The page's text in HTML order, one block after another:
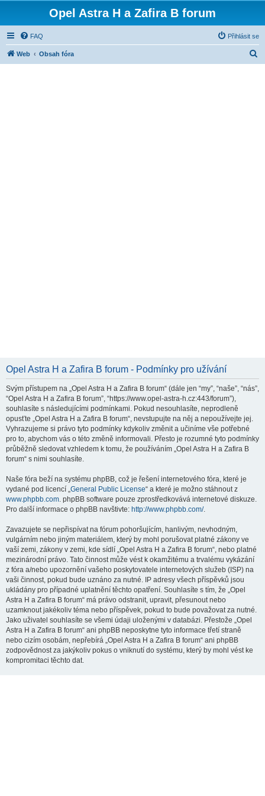
Opel Astra H a Zafira B forum
FAQ Přihlásit se
Web Obsah fóra
Opel Astra H a Zafira B forum - Podmínky pro užívání
Svým přístupem na „Opel Astra H a Zafira B forum“ (dále jen “my”, “naše”, “nás”,
“Opel Astra H a Zafira B forum”, “https://www.opel-astra-h.cz:443/forum”),
souhlasíte s následujícími podmínkami. Pokud nesouhlasíte, neprodleně
opusťte „Opel Astra H a Zafira B forum“, nevstupujte na něj a nepoužívejte jej.
Vyhrazujeme si právo tyto podmínky kdykoliv změnit a učiníme vše potřebné
pro to, abychom vás o této změně informovali. Přesto je rozumné tyto podmínky
průběžně sledovat vzhledem k tomu, že používáním „Opel Astra H a Zafira B
forum“ s nimi souhlasíte.
Naše fóra beží na systému phpBB, což je řešení internetového fóra, které je
vydané pod licencí „General Public License“ a které je možno stáhnout z
www.phpbb.com. phpBB software pouze zprostředkovává internetové diskuze.
Pro další informace o phpBB navštivte: http://www.phpbb.com/.
Zavazujete se nepřispívat na fórum pohoršujícím, hanlivým, nevhodným,
vulgárním nebo jiným materiálem, který by mohl porušovat platné zákony ve
vaší zemi, zákony v zemi, kde sídlí „Opel Astra H a Zafira B forum“, nebo platné
mezinárodní právo. Tato činnost může vést k okamžitému a trvalému vykázání
z fóra a/nebo upozornění vašeho poskytovatele internetových služeb (ISP) na
vaši činnost, pokud bude uznáno za nutné. IP adresy všech příspěvků jsou
ukládány pro případné uplatnění těchto opatření. Souhlasíte s tím, že „Opel
Astra H a Zafira B forum“ má právo odstranit, upravit, přesunout nebo
uzamknout jakékoliv téma nebo příspěvek, pokud to bude považovat za nutné.
Jako uživatel souhlasíte se všemi údaji uloženými v databázi. Přestože „Opel
Astra H a Zafira B forum“ ani phpBB neposkytne tyto informace třetí straně
nebo cizím osobám, nepřebírá „Opel Astra H a Zafira B forum“ ani phpBB
zodpovědnost za jakýkoliv pokus o vniknutí do systému, který by mohl vést ke
kompromitaci těchto dat.